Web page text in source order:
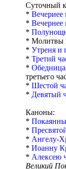
Суточный
* Вечериее
* Вечернее
*
* Молитвы
* Утреня и
* Третий
* Обедница
третьего
* Шестой
* Девятый
Каноны:
*
*
* Ангелу-
* Иоанну
* Алексею
Великий